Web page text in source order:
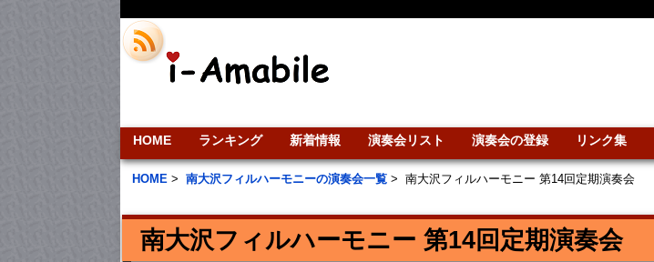
HOME ランキング 新着情報 演奏会リスト 演奏会の登録 リンク集
HOME > 南大沢フィルハーモニーの演奏会一覧 > 南大沢フィルハーモニー 第14回定期演奏会
南大沢フィルハーモニー 第14回定期演奏会